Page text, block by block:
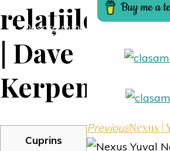
Despre mine
relațiilor
| Dave
Kerpen
Cuprins
PreviousNexus |